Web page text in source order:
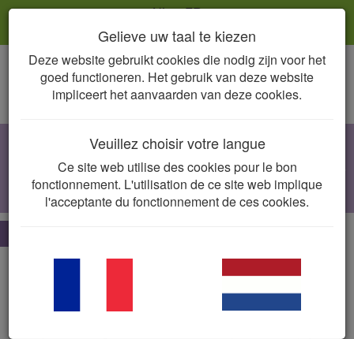
NL FR
Cholangitis
E. coli, Streptococcusspp.,Enterococcus
spp., Salmonellaspp., anaëroben
Lijst van vergunde producten.
Dit voor de betreffende diersoort + indicatie. Deze lijst is
mogelijks onvolledig (bijv. nieuw vergunde producten hier
nog niet vermeld) of niet volledig in overeenstemming met
Gelieve uw taal te kiezen
Deze website gebruikt cookies die nodig zijn voor het
goed functioneren. Het gebruik van deze website
impliceert het aanvaarden van deze cookies.
Veuillez choisir votre langue
Ce site web utilise des cookies pour le bon
fonctionnement. L'utilisation de ce site web implique
l'acceptante du fonctionnement de ces cookies.